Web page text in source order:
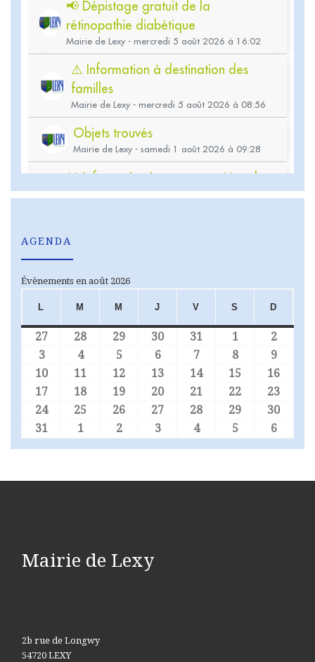
AGENDA
Évènements en août 2026
L LUNDIM MARDI
M MERCREDI
J JEUDIV VENDREDI
S SAMEDI
D
27 27 juillet 2026
28 28 juillet 2026
29 29 juillet 2026
30 30 juillet 2026
31 31 juillet 2026
1 1 août 2026
2
3 3 août 2026
44 août 2026
5 5 août 2026
6 6 août 2026
7 7 août 2026
8 8 août 2026
9
10 10 août 2026
11 11 août 2026
12 12 août 2026
13 13 août 2026
1414 août 2026
15 15 août 2026
16
17 17 août 2026
18 18 août 2026
19 19 août 2026
20 20 août 2026
21 21 août 2026
22 22 août 2026
23
2424 août 2026
25 25 août 2026
26 26 août 2026
27 27 août 2026
28 28 août 2026
29 29 août 2026
30
31
31 août 2026
1 1 septembre 2026
2 2 septembre 2026
3 3 septembre 2026
44 septembre 2026
5 5 septembre
6
Mairie de Lexy
2b rue de Longwy
54720 LEXY